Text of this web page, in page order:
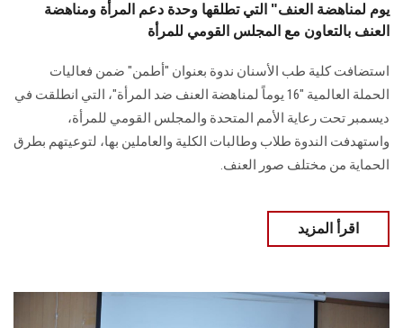
يوم لمناهضة العنف" التي تطلقها وحدة دعم المرأة ومناهضة
العنف بالتعاون مع المجلس القومي للمرأة
استضافت كلية طب الأسنان ندوة بعنوان "أطمن" ضمن فعاليات
الحملة العالمية "16 يوماً لمناهضة العنف ضد المرأة"، التي انطلقت في
ديسمبر تحت رعاية الأمم المتحدة والمجلس القومي للمرأة،
واستهدفت الندوة طلاب وطالبات الكلية والعاملين بها، لتوعيتهم بطرق
الحماية من مختلف صور العنف.
اقرأ المزيد